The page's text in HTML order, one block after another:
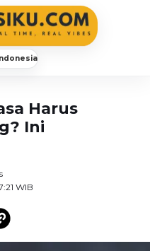
Harus
Ini
WIB